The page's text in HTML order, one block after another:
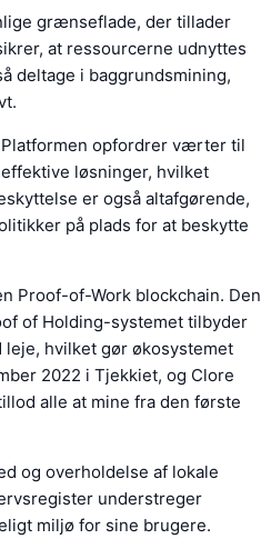
grænseflade, der tillader
at ressourcerne udnyttes
deltage i baggrundsmining,
opfordrer værter til
løsninger, hvilket
er også altafgørende,
på plads for at beskytte
Proof-of-Work blockchain. Den
of Holding-systemet tilbyder
leje, hvilket gør økosystemet
2022 i Tjekkiet, og Clore
alle at mine fra den første
og overholdelse af lokale
understreger
miljø for sine brugere.